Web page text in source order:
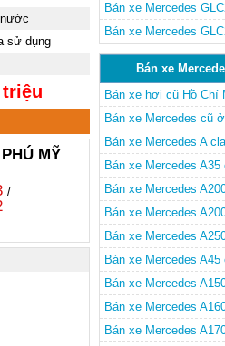
sử dụng
triệu
MỸ
/
Bán xe Mercedes
Bán xe Mercedes
Minh
Bán xe
Bán xe hơi cũ Hồ Chí
Bán xe Mercedes cũ
Bán xe Mercedes A
Bán xe Mercedes
Bán xe Mercedes
Bán xe Mercedes
Bán xe Mercedes
Bán xe Mercedes
Bán xe Mercedes
Bán xe Mercedes
Bán xe Mercedes